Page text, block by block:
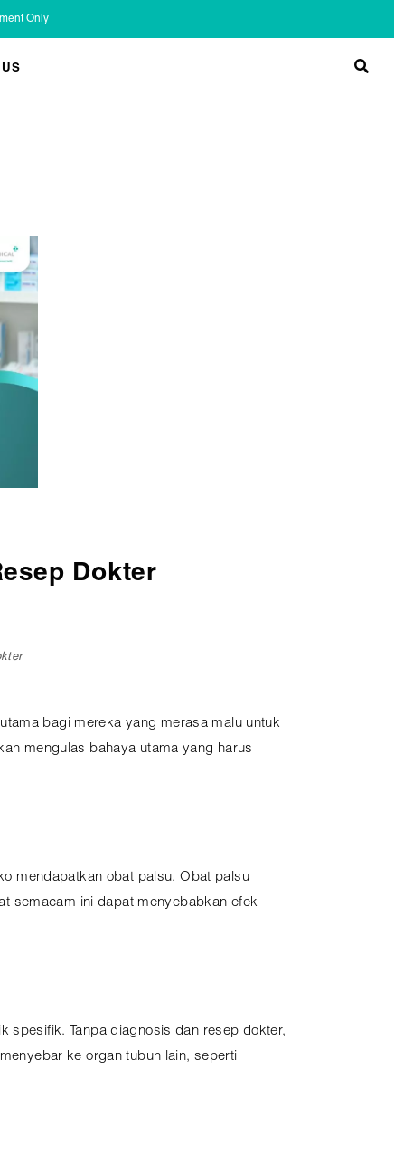
Only
US
Dokter
bagi mereka yang merasa malu untuk
mengulas bahaya utama yang harus
mendapatkan obat palsu. Obat palsu
semacam ini dapat menyebabkan efek
spesifik. Tanpa diagnosis dan resep dokter,
ke organ tubuh lain, seperti